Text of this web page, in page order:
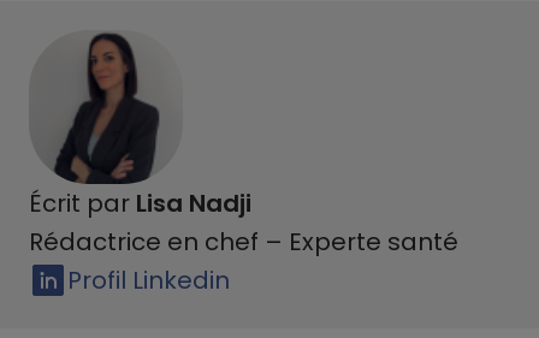
Écrit par Lisa Nadji
Rédactrice en chef – Experte santé
Profil Linkedin